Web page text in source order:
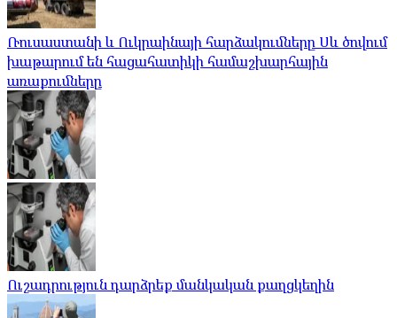
Ռուսաստանի և Ուկրաինայի հարձակումները Սև ծովում
խաթարում են հացահատիկի համաշխարհային
առաքումները
Ուշադրություն դարձրեք մանկական քաղցկեղին